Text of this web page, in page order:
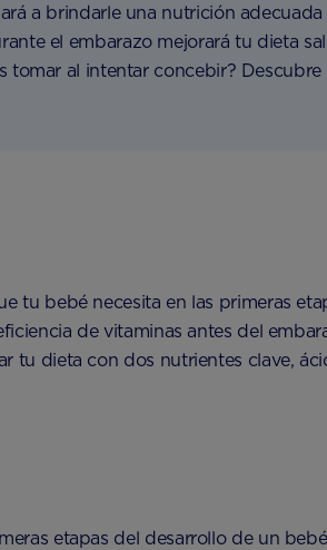
a brindarle una nutrición
el embarazo mejorará tu dieta
al intentar concebir? Descubre
bebé necesita en las primeras
de vitaminas antes del
tu dieta con dos nutrientes clave,
etapas del desarrollo de un